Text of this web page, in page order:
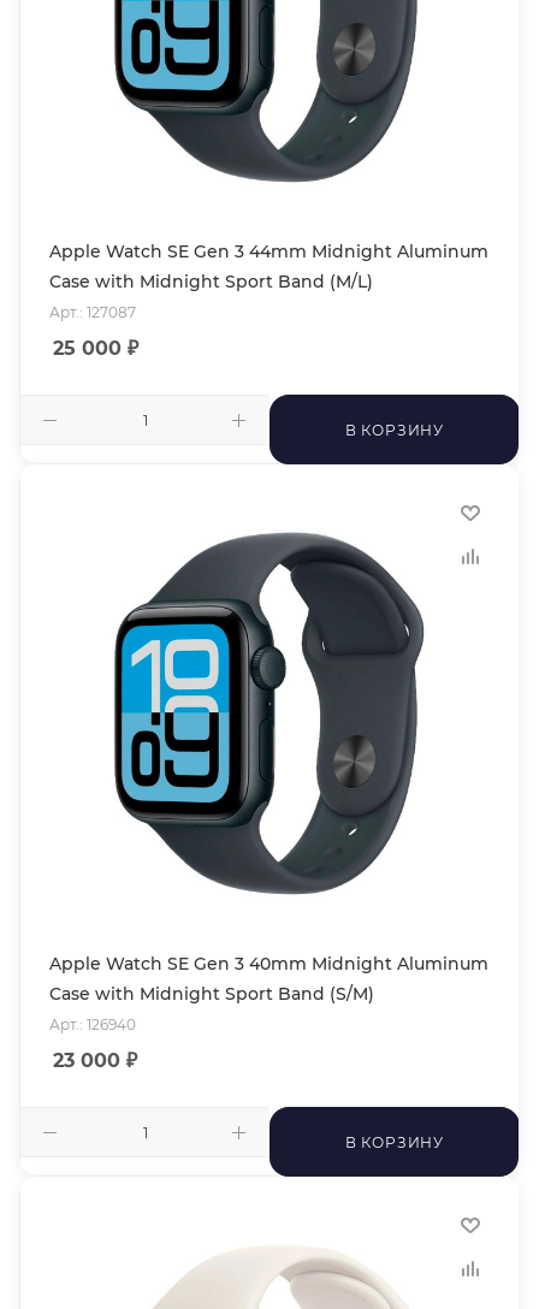
Apple Watch SE Gen 3 44mm Midnight Aluminum
Case with Midnight Sport Band (M/L)
Арт.: 127087
25 000 ₽
В КОРЗИНУ
Apple Watch SE Gen 3 40mm Midnight Aluminum
Case with Midnight Sport Band (S/M)
Арт.: 126940
23 000 ₽
В КОРЗИНУ